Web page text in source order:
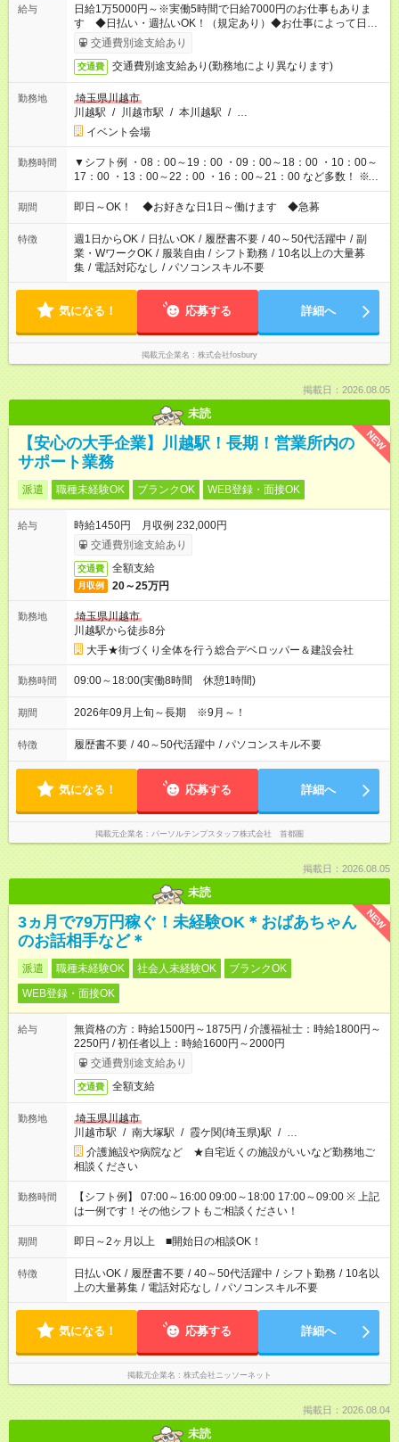
給与
日給1万5000円～※実働5時間で日給7000円のお仕事もありま
す ◆日払い・週払いOK！（規定あり）◆お仕事によって日給も
異なります
交通費別途支給あり
交通費 交通費別途支給あり(勤務地により異なります)
勤務地
埼玉県川越市
川越駅 / 川越市駅 / 本川越駅 / …
イベント会場
勤務時間
▼シフト例 ・08：00～19：00 ・09：00～18：00 ・10：00～
17：00 ・13：00～22：00 ・16：00～21：00 など多数！ ※お
仕事により勤務時間が異なります
期間 即日～OK！ ◆お好きな日1日～働けます ◆急募
特徴 週1日からOK / 日払いOK / 履歴書不要 / 40～50代活躍中 / 副
業・WワークOK / 服装自由 / シフト勤務 / 10名以上の大量募
集 / 電話対応なし / パソコンスキル不要
気になる！ 応募する 詳細へ
掲載元企業名 株式会社fosbury
掲載日：2026.08.05
未読
NEW
【安心の大手企業】川越駅！長期！営業所内の
サポート業務
派遣 職種未経験OK ブランクOK WEB登録・面接OK
給与
時給1450円 月収例 232,000円
交通費別途支給あり
交通費 全額支給
月収例 20～25万円
勤務地
埼玉県川越市
川越駅から徒歩8分
大手★街づくり全体を行う総合デベロッパー＆建設会社
勤務時間 09:00～18:00(実働8時間 休憩1時間)
期間 2026年09月上旬～長期 ※9月～！
特徴 履歴書不要 / 40～50代活躍中 / パソコンスキル不要
気になる！ 応募する 詳細へ
掲載元企業名 パーソルテンプスタッフ株式会社 首都圏
掲載日：2026.08.05
未読
NEW
3ヵ月で79万円稼ぐ！未経験OK＊おばあちゃん
のお話相手など＊
派遣 職種未経験OK 社会人未経験OK
ブランクOK
WEB登録・面接OK
給与
無資格の方：時給1500円～1875円 / 介護福祉士：時給1800円～
2250円 / 初任者以上：時給1600円～2000円
交通費別途支給あり
交通費 全額支給
勤務地
埼玉県川越市
川越市駅 / 南大塚駅 / 霞ケ関(埼玉県)駅 / …
介護施設や病院など ★自宅近くの施設がいいなど勤務地ご
相談ください
勤務時間
【シフト例】 07:00～16:00 09:00～18:00 17:00～09:00 ※ 上記
は一例です！その他シフトもご相談ください！
期間 即日～2ヶ月以上 ■開始日の相談OK！
特徴 日払いOK / 履歴書不要 / 40～50代活躍中 / シフト勤務 / 10名以
上の大量募集 / 電話対応なし / パソコンスキル不要
気になる！ 応募する 詳細へ
掲載元企業名 株式会社ニッソーネット
掲載日：2026.08.04
未読